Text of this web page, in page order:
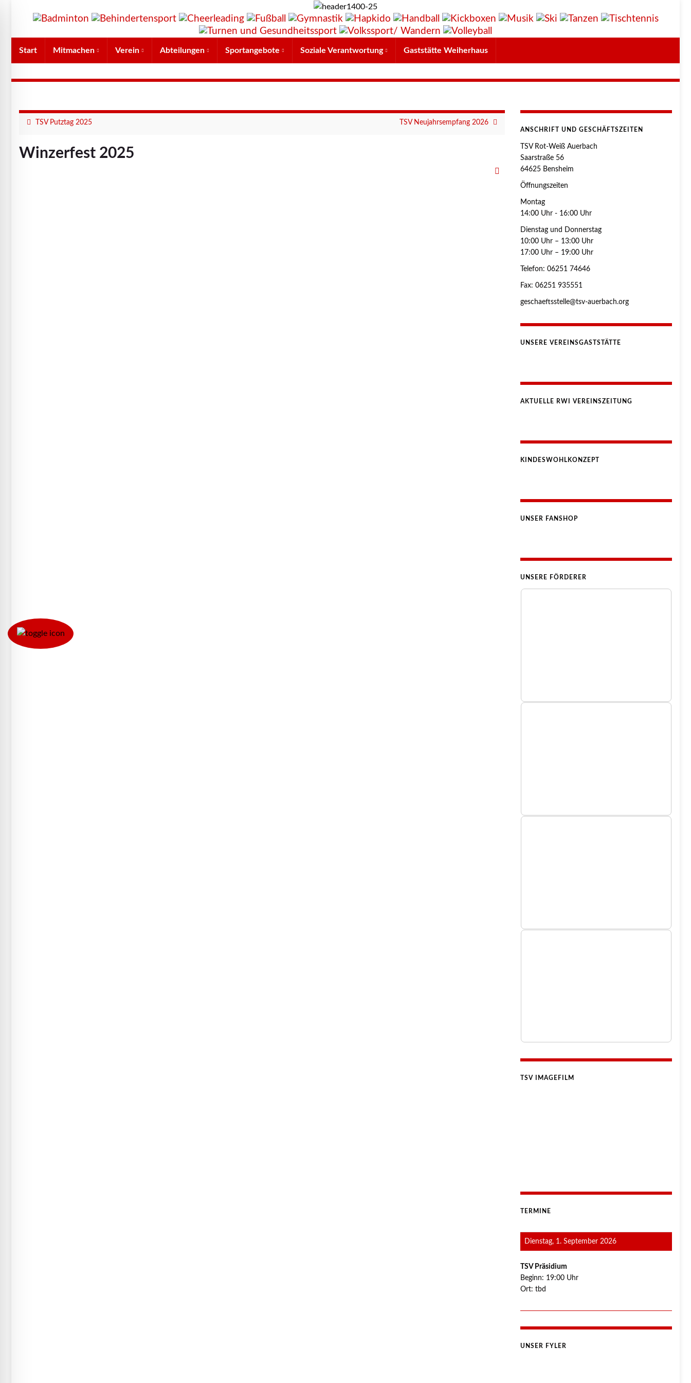
Start Mitmachen Verein Abteilungen Sportangebote Soziale Verantwortung Gaststätte Weiherhaus
TSV Putztag 2025 TSV Neujahrsempfang 2026
Winzerfest 2025
ANSCHRIFT UND GESCHÄFTSZEITEN
TSV Rot-Weiß Auerbach
Saarstraße 56
64625 Bensheim
Öffnungszeiten
Montag
14:00 Uhr - 16:00 Uhr
Dienstag und Donnerstag
10:00 Uhr – 13:00 Uhr
17:00 Uhr – 19:00 Uhr
Telefon: 06251 74646
Fax: 06251 935551
geschaeftsstelle@tsv-auerbach.org
UNSERE VEREINSGASTSTÄTTE
AKTUELLE RWI VEREINSZEITUNG
KINDESWOHLKONZEPT
UNSER FANSHOP
UNSERE FÖRDERER
TSV IMAGEFILM
TERMINE
Dienstag, 1. September 2026
TSV Präsidium
Beginn: 19:00 Uhr
Ort: tbd
UNSER FYLER